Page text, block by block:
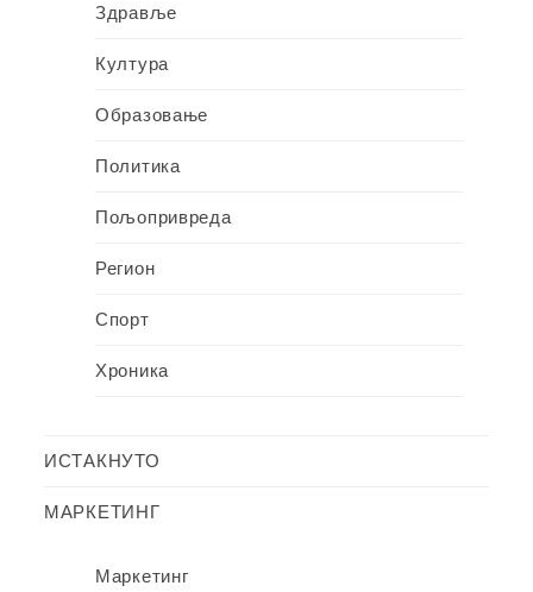
Здравље
Култура
Образовање
Политика
Пољопривреда
Регион
Спорт
Хроника
ИСТАКНУТО
МАРКЕТИНГ
Маркетинг